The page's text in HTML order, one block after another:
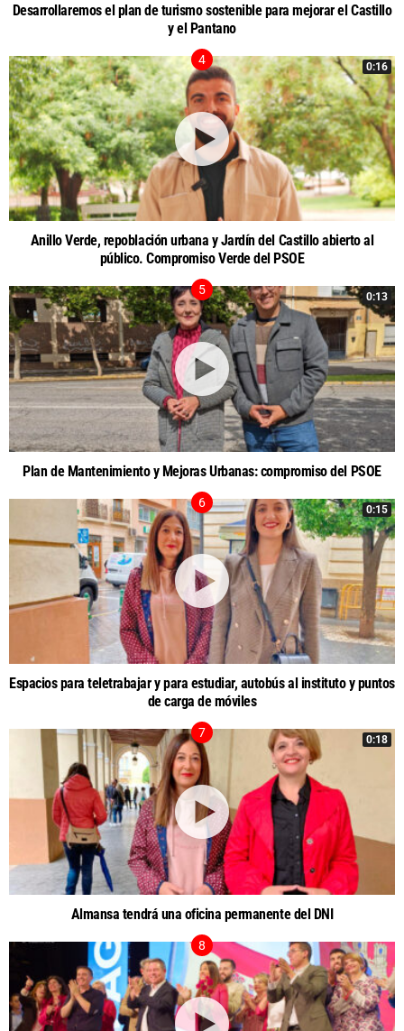
Desarrollaremos el plan de turismo sostenible para mejorar el Castillo
y el Pantano
0:16
Anillo Verde, repoblación urbana y Jardín del Castillo abierto al
público. Compromiso Verde del PSOE
0:13
Plan de Mantenimiento y Mejoras Urbanas: compromiso del PSOE
0:15
Espacios para teletrabajar y para estudiar, autobús al instituto y puntos
de carga de móviles
0:18
Almansa tendrá una oficina permanente del DNI